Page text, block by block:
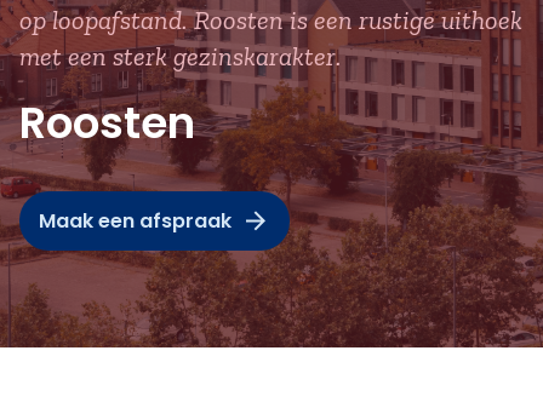
op loopafstand. Roosten is een rustige uithoek
met een sterk gezinskarakter.
Roosten
Maak een afspraak